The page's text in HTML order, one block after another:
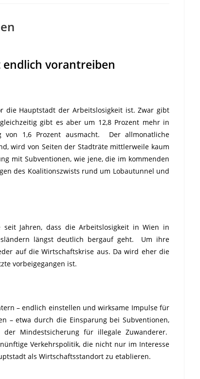
vorantreiben
die Hauptstadt der Arbeitslosigkeit ist. Zwar gibt
gibt es aber um 12,8 Prozent mehr in
von 1,6 Prozent ausmacht. Der allmonatliche
wird von Seiten der Stadträte mittlerweile kaum
mit Subventionen, wie jene, die im kommenden
des Koalitionszwists rund um Lobautunnel und
Jahren, dass die Arbeitslosigkeit in Wien in
längst deutlich bergauf geht. Um ihre
auf die Wirtschaftskrise aus. Da wird eher die
vorbeigegangen ist.
– endlich einstellen und wirksame Impulse für
– etwa durch die Einsparung bei Subventionen,
Mindestsicherung für illegale Zuwanderer.
Verkehrspolitik, die nicht nur im Interesse
als Wirtschaftsstandort zu etablieren.